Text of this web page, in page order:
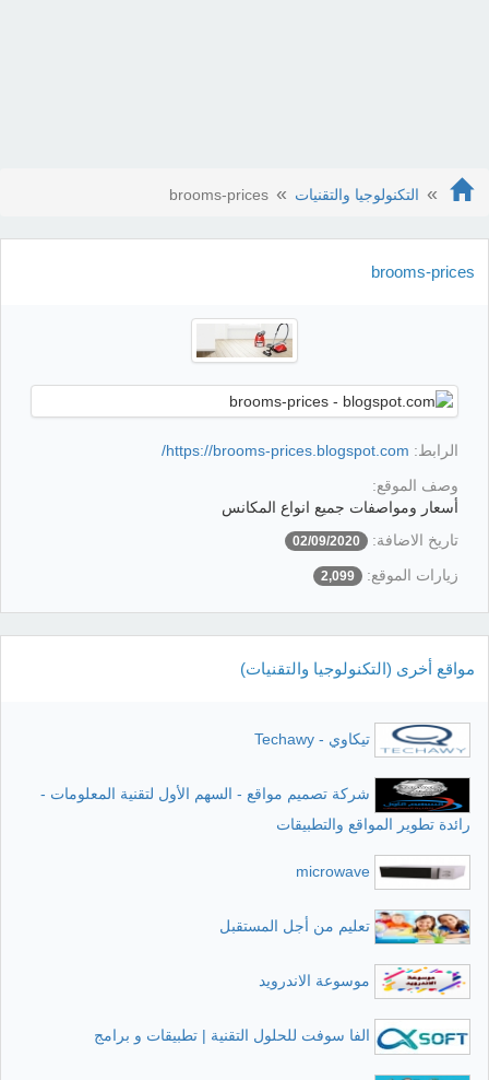
التكنولوجيا والتقنيات brooms-prices
brooms-prices
الرابط: https://brooms-prices.blogspot.com/
وصف الموقع:
أسعار ومواصفات جميع انواع المكانس
تاريخ الاضافة:
02/09/2020
زيارات الموقع: 2,099
مواقع أخرى (التكنولوجيا والتقنيات)
تيكاوي - Techawy
شركة تصميم مواقع - السهم الأول لتقنية المعلومات -
رائدة تطوير المواقع والتطبيقات
microwave
تعليم من أجل المستقبل
موسوعة الاندرويد
الفا سوفت للحلول التقنية | تطبيقات و برامج